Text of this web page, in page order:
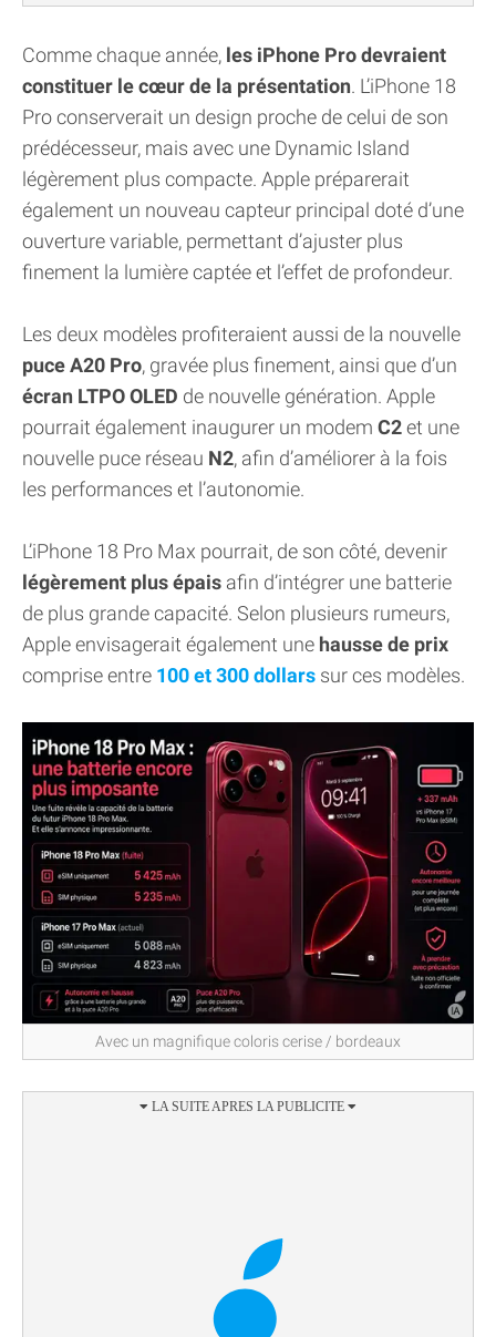
Comme chaque année, les iPhone Pro devraient
constituer le cœur de la présentation. L’iPhone 18
Pro conserverait un design proche de celui de son
prédécesseur, mais avec une Dynamic Island
légèrement plus compacte. Apple préparerait
également un nouveau capteur principal doté d’une
ouverture variable, permettant d’ajuster plus
finement la lumière captée et l’effet de profondeur.
Les deux modèles profiteraient aussi de la nouvelle
puce A20 Pro, gravée plus finement, ainsi que d’un
écran LTPO OLED de nouvelle génération. Apple
pourrait également inaugurer un modem C2et une
nouvelle puce réseau N2, afin d’améliorer à la fois
les performances et l’autonomie.
L’iPhone 18 Pro Max pourrait, de son côté, devenir
légèrement plus épais afin d’intégrer une batterie
de plus grande capacité. Selon plusieurs rumeurs,
Apple envisagerait également une hausse de prix
comprise entre 100 et 300 dollars sur ces modèles.
Avec un magnifique coloris cerise / bordeaux